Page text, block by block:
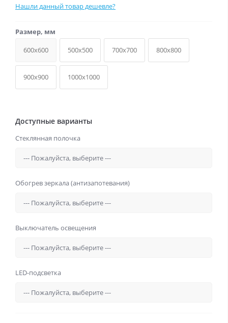
Нашли данный товар дешевле?
Размер, мм
600x600
500x500 700x700 800x800
900x900 1000x1000
Доступные варианты
Стеклянная полочка
Обогрев зеркала (антизапотевания)
Выключатель освещения
LED-подсветка